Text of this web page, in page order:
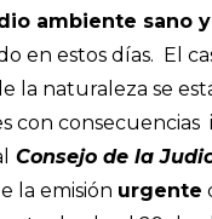
ambiente sano
en estos días. El
la naturaleza se
con consecuencias
Consejo de la
la emisión urgente